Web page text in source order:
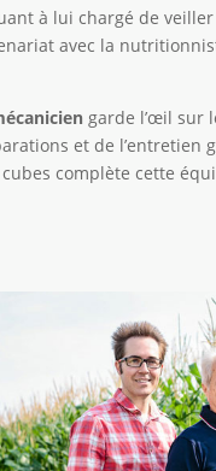
à lui chargé de
avec la
garde l’œil sur
etde l’entretien
complète cette